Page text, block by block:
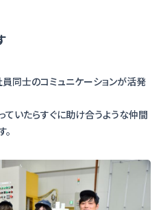
同士のコミュニケーションが活発
ていたらすぐに助け合うような仲間